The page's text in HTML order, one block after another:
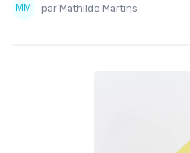
par Mathilde Martins